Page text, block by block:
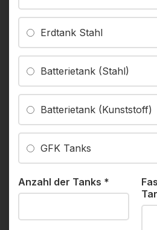
Erdtank Stahl
Batterietank (Stahl)
Batterietank (Kunststoff)
GFK Tanks
Anzahl der Tanks *